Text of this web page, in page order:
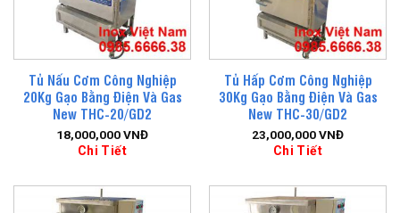
Tủ Nấu Cơm Công Nghiệp
20Kg Gạo Bằng Điện Và Gas
New THC-20/GD2
18,000,000VNĐ
Chi Tiết
Tủ Hấp Cơm Công Nghiệp
30Kg Gạo Bằng Điện Và Gas
New THC-30/GD2
23,000,000VNĐ
Chi Tiết